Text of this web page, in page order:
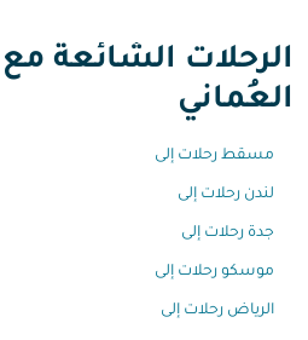
الرحلات الشائعة
العُماني
مسقط رحلات إلى
لندن رحلات إلى
جدة رحلات إلى
موسكو رحلات إلى
الرياض رحلات إلى